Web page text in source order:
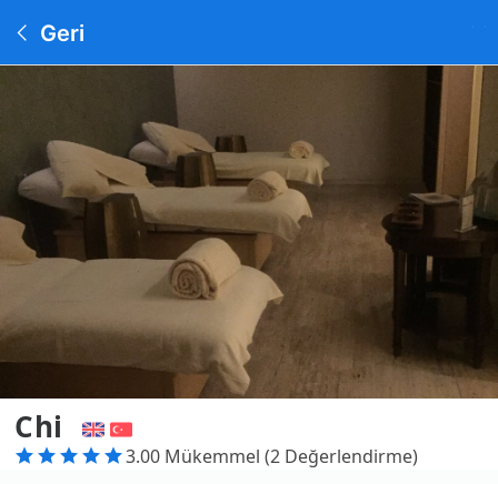
Geri
Chi
3.00 Mükemmel (2 Değerlendirme)